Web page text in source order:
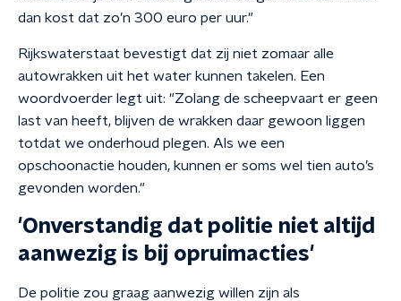
dan kost dat zo’n 300 euro per uur."
Rijkswaterstaat bevestigt dat zij niet zomaar alle
autowrakken uit het water kunnen takelen. Een
woordvoerder legt uit: "Zolang de scheepvaart er geen
last van heeft, blijven de wrakken daar gewoon liggen
totdat we onderhoud plegen. Als we een
opschoonactie houden, kunnen er soms wel tien auto’s
gevonden worden."
'Onverstandig dat politie niet altijd
aanwezig is bij opruimacties'
De politie zou graag aanwezig willen zijn als